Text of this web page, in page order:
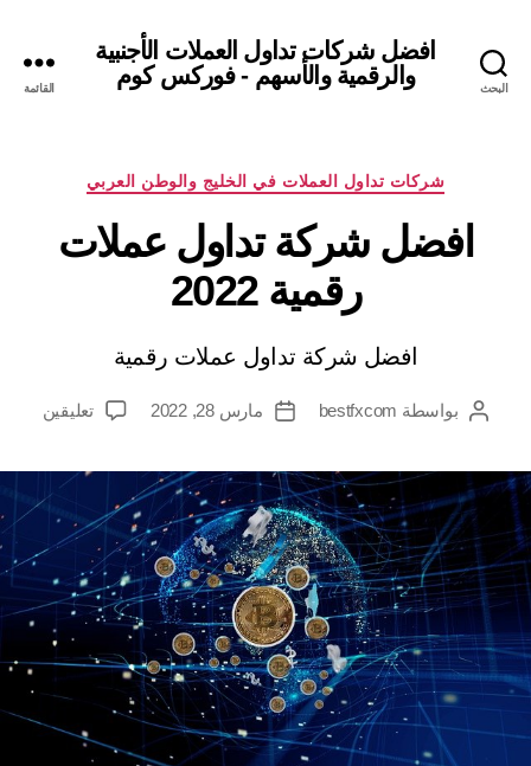
البحث
افضل شركات تداول العملات الأجنبية
والرقمية والأسهم - فوركس كوم
القائمة
التصنيفات
شركات تداول العملات في الخليج والوطن العربي
افضل شركة تداول عملات
رقمية 2022
افضل شركة تداول عملات رقمية
كاتببواسطة bestfxcom
تاريخمارس 28, 2022 تعليقين
رقمية
2022